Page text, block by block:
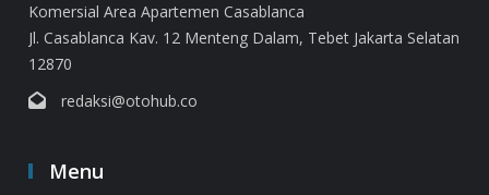
Komersial Area Apartemen Casablanca
Jl. Casablanca Kav. 12 Menteng Dalam, Tebet Jakarta Selatan
12870
redaksi@otohub.co
Menu